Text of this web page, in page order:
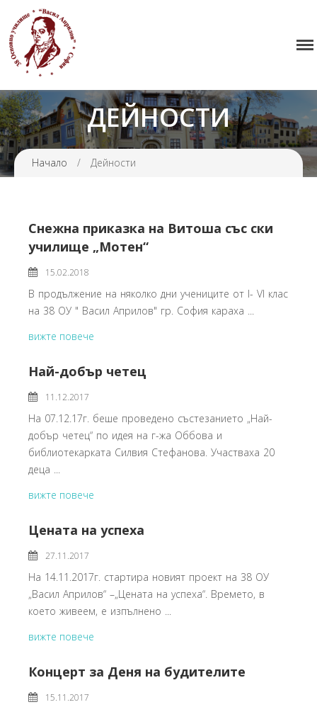
Училището
Нормативна уредба
Прием
Контакти
ДЕЙНОСТИ
Начало / Дейности
Снежна приказка на Витоша със ски
училище „Мотен“
15.02.2018
В продължение на няколко дни учениците от I- VI клас
на 38 ОУ " Васил Априлов" гр. София караха ...
вижте повече
Най-добър четец
11.12.2017
На 07.12.17г. беше проведено състезанието „Най-
добър четец“ по идея на г-жа Оббова и
библиотекарката Силвия Стефанова. Участваха 20
деца ...
вижте повече
Цената на успеха
27.11.2017
На 14.11.2017г. стартира новият проект на 38 ОУ
„Васил Априлов“ –„Цената на успеха“. Времето, в
което живеем, е изпълнено ...
вижте повече
Концерт за Деня на будителите
15.11.2017